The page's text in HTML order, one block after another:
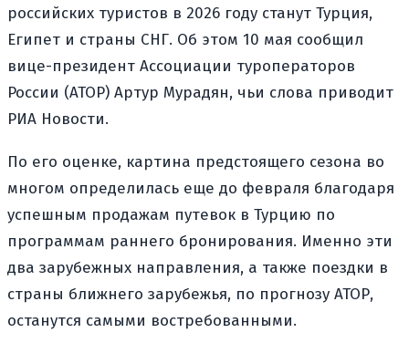
российских туристов в 2026 году станут Турция,
Египет и страны СНГ. Об этом 10 мая сообщил
вице-президент Ассоциации туроператоров
России (АТОР) Артур Мурадян, чьи слова приводит
РИА Новости.
По его оценке, картина предстоящего сезона во
многом определилась еще до февраля благодаря
успешным продажам путевок в Турцию по
программам раннего бронирования. Именно эти
два зарубежных направления, а также поездки в
страны ближнего зарубежья, по прогнозу АТОР,
останутся самыми востребованными.